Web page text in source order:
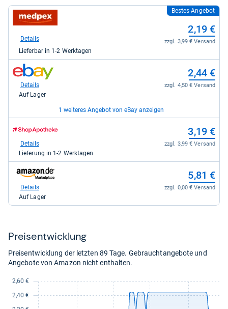
zum
Shop:
medpex
2,19
kaufen.
Bestes Angebot
2,19 €
zzgl. 3,99 € Versand
Details
Lieferbar in 1-2 Werktagen
zum
Shop:
eBay
2,44 €
zzgl. 4,50 € Versand
Details
Auf Lager
1 weiteres Angebot von eBay anzeigen
zum
Shop:
eBay
kaufen.
3,73 €
zzgl. 4,50 € Versand
Details
Auf Lager
zum
Shop:
Shop
für
kaufen.
3,19 €
zzgl. 3,99 € Versand
Details
Lieferung in 1-2 Werktagen
zum
Shop:
Amazon.de
5,81 €
zzgl. 0,00 € Versand
Details
Auf Lager
Preis­ent­wick­lung
Preisentwicklung der letzten 89 Tage. Gebrauchtangebote und
Angebote von Amazon nicht enthalten.